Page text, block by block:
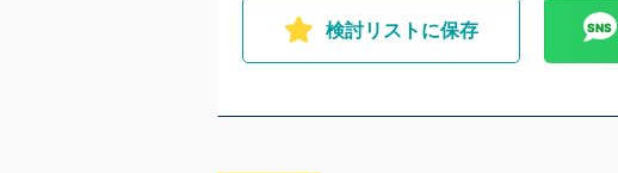
検討リストに保存